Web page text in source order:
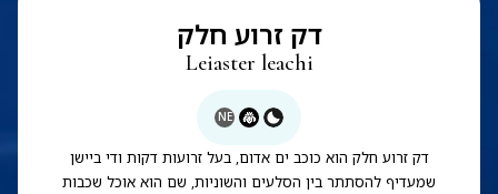
דק זרוע חלק
Leiaster leachi
NE
דק זרוע חלק הוא כוכב ים אדום, בעל זרועות דקות ודי ביישן
שמעדיף להסתתר בין הסלעים והשוניות, שם הוא אוכל שכבות